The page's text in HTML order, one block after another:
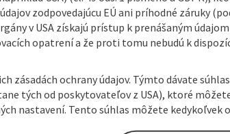
zodpovedajúcu EÚ ani príhodné záruky
v USA získajú prístup k prenášaným
opatrení a že proti tomu nebudú k
zásadách ochrany údajov. Týmto dávate
tých od poskytovateľov z USA), ktoré
nastavení. Tento súhlas môžete kedykoľvek